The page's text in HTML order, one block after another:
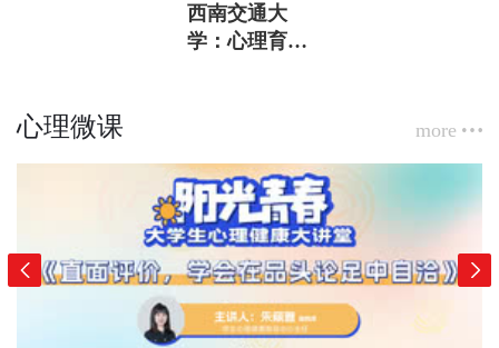
西南交通大
学：心理育人
心理微课 more